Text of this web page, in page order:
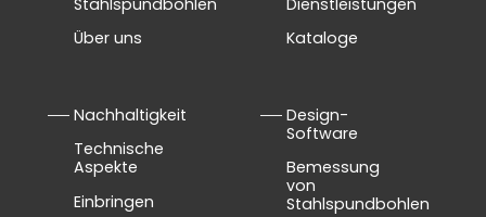
Über uns
Kataloge
Nachhaltigkeit
Technische
Aspekte
Einbringen
Design-
Software
Bemessung
von
Stahlspundbohlen